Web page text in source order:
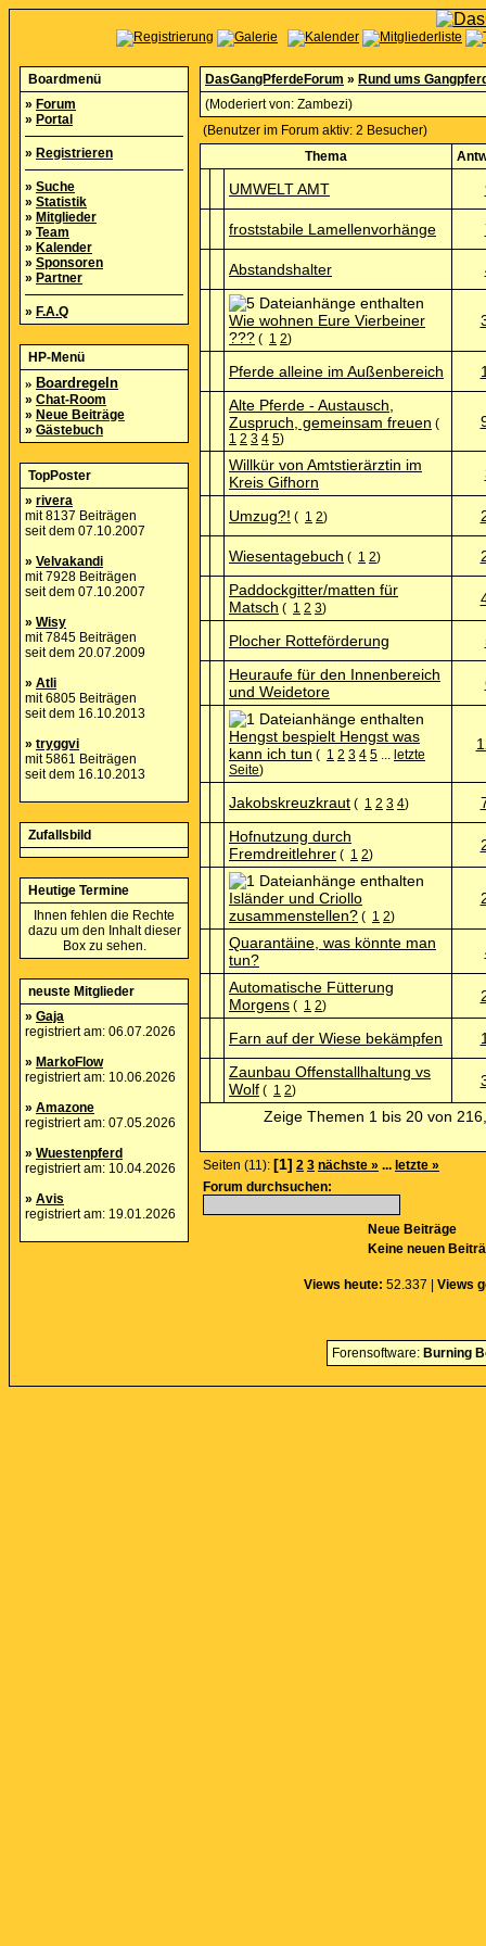
Boardmenü
» Forum
» Portal
» Registrieren
» Suche
» Statistik
» Mitglieder
» Team
» Kalender
» Sponsoren
» Partner
» F.A.Q
HP-Menü
» Boardregeln
» Chat-Room
» Neue Beiträge
» Gästebuch
TopPoster
» rivera
mit 8137 Beiträgen
seit dem 07.10.2007
» Velvakandi
mit 7928 Beiträgen
seit dem 07.10.2007
» Wisy
mit 7845 Beiträgen
seit dem 20.07.2009
» Atli
mit 6805 Beiträgen
seit dem 16.10.2013
» tryggvi
mit 5861 Beiträgen
seit dem 16.10.2013
Zufallsbild
Heutige Termine
Ihnen fehlen die Rechte
dazu um den Inhalt dieser
Box zu sehen.
neuste Mitglieder
» Gaja
registriert am: 06.07.2026
» MarkoFlow
registriert am: 10.06.2026
» Amazone
registriert am: 07.05.2026
» Wuestenpferd
registriert am: 10.04.2026
» Avis
registriert am: 19.01.2026
DasGangPferdeForum » Rund ums
(Moderiert von: Zambezi)
(Benutzer im Forum aktiv: 2 Besucher)
Thema
UMWELT AMT
froststabile Lamellenvorhänge
Abstandshalter
Wie wohnen Eure Vierbeiner
??? ( 1 2)
Pferde alleine im Außenbereich
Alte Pferde - Austausch,
Zuspruch, gemeinsam freuen (
1 2 3 4 5)
Willkür von Amtstierärztin im
Kreis Gifhorn
Umzug?! ( 1 2)
Wiesentagebuch ( 1 2)
Paddockgitter/matten für
Matsch ( 1 2 3)
Plocher Rotteförderung
Heuraufe für den Innenbereich
und Weidetore
Hengst bespielt Hengst was
kann ich tun ( 1 2 3 4 5 ... letzte
Seite)
Jakobskreuzkraut ( 1 2 3 4)
Hofnutzung durch
Fremdreitlehrer ( 1 2)
Isländer und Criollo
zusammenstellen? ( 1 2)
Quarantäine, was könnte man
tun?
Automatische Fütterung
Morgens ( 1 2)
Farn auf der Wiese bekämpfen
Zaunbau Offenstallhaltung vs
Wolf ( 1 2)
Zeige Themen 1 bis 20 von
Seiten (11): [1] 2 3 nächste » ... letzte »
Forum durchsuchen:
Neue Beiträge
Keine neuen
Views heute: 52.337 | Views
Forensoftware: Burning